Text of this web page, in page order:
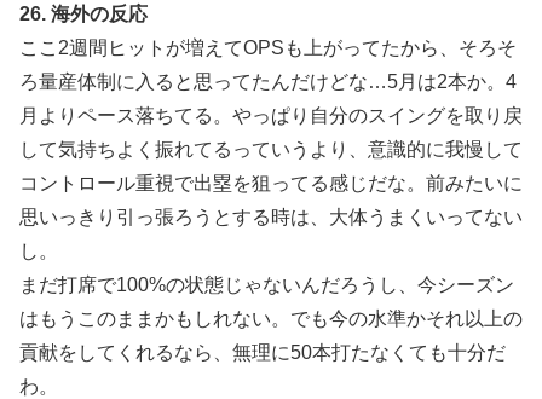
26. 海外の反応
ここ2週間ヒットが増えてOPSも上がってたから、そろそ
ろ量産体制に入ると思ってたんだけどな…5月は2本か。4
月よりペース落ちてる。やっぱり自分のスイングを取り戻
して気持ちよく振れてるっていうより、意識的に我慢して
コントロール重視で出塁を狙ってる感じだな。前みたいに
思いっきり引っ張ろうとする時は、大体うまくいってない
し。
まだ打席で100%の状態じゃないんだろうし、今シーズン
はもうこのままかもしれない。でも今の水準かそれ以上の
貢献をしてくれるなら、無理に50本打たなくても十分だ
わ。